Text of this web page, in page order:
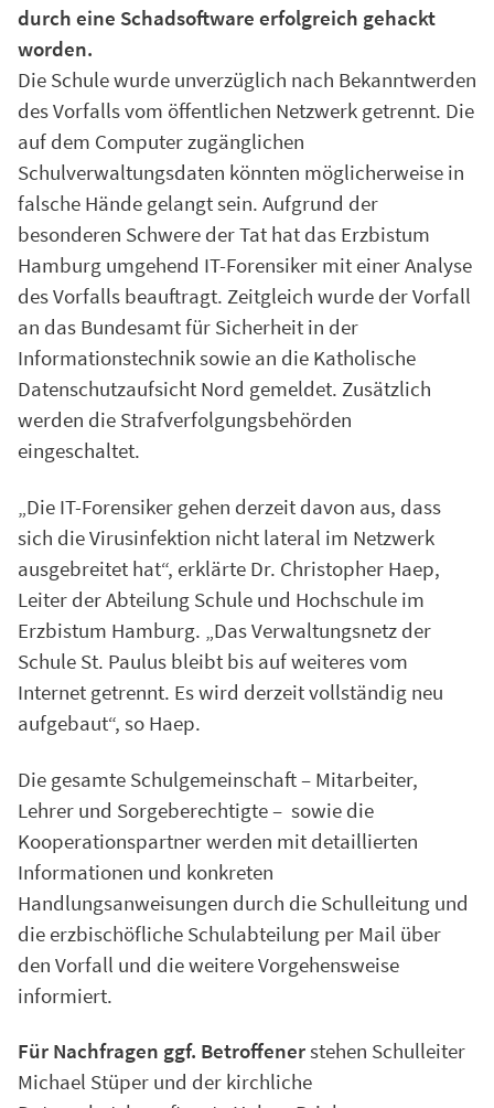
durch eine Schadsoftware erfolgreich gehackt
worden.
Die Schule wurde unverzüglich nach Bekanntwerden
des Vorfalls vom öffentlichen Netzwerk getrennt. Die
auf dem Computer zugänglichen
Schulverwaltungsdaten könnten möglicherweise in
falsche Hände gelangt sein. Aufgrund der
besonderen Schwere der Tat hat das Erzbistum
Hamburg umgehend IT-Forensiker mit einer Analyse
des Vorfalls beauftragt. Zeitgleich wurde der Vorfall
an das Bundesamt für Sicherheit in der
Informationstechnik sowie an die Katholische
Datenschutzaufsicht Nord gemeldet. Zusätzlich
werden die Strafverfolgungsbehörden
eingeschaltet.
„Die IT-Forensiker gehen derzeit davon aus, dass
sich die Virusinfektion nicht lateral im Netzwerk
ausgebreitet hat“, erklärte Dr. Christopher Haep,
Leiter der Abteilung Schule und Hochschule im
Erzbistum Hamburg. „Das Verwaltungsnetz der
Schule St. Paulus bleibt bis auf weiteres vom
Internet getrennt. Es wird derzeit vollständig neu
aufgebaut“, so Haep.
Die gesamte Schulgemeinschaft – Mitarbeiter,
Lehrer und Sorgeberechtigte – sowie die
Kooperationspartner werden mit detaillierten
Informationen und konkreten
Handlungsanweisungen durch die Schulleitung und
die erzbischöfliche Schulabteilung per Mail über
den Vorfall und die weitere Vorgehensweise
informiert.
Für Nachfragen ggf. Betroffenerstehen Schulleiter
Michael Stüper und der kirchliche